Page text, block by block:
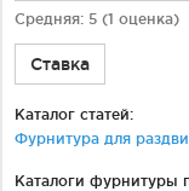
Средняя: 5 (1 оценка)
Ставка
Каталог статей:
Фурнитура для
Каталоги фурнитуры